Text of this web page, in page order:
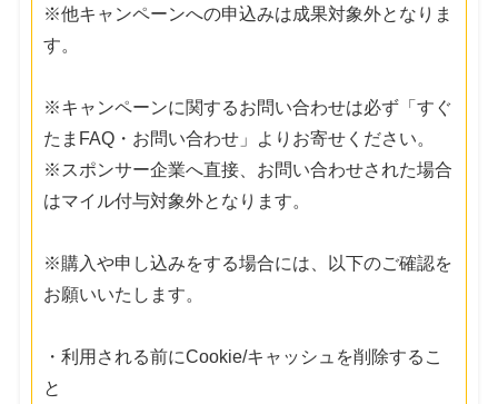
※他キャンペーンへの申込みは成果対象外となりま
す。
※キャンペーンに関するお問い合わせは必ず「すぐ
たまFAQ・お問い合わせ」よりお寄せください。
※スポンサー企業へ直接、お問い合わせされた場合
はマイル付与対象外となります。
※購入や申し込みをする場合には、以下のご確認を
お願いいたします。
・利用される前にCookie/キャッシュを削除するこ
と